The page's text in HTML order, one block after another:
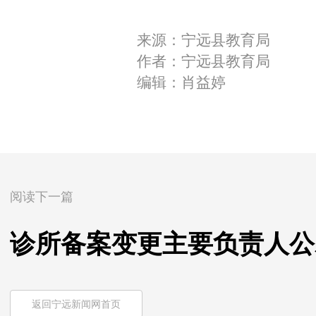
来源：宁远县教育局
作者：宁远县教育局
编辑：肖益婷
阅读下一篇
诊所备案变更主要负责人
返回宁远新闻网首页